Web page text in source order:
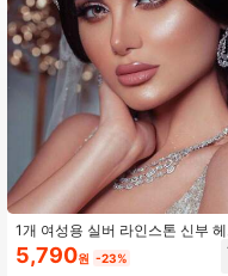
1개 여성용 실버 라인스톤 신부 헤
피스, 수제 크리스탈 티아라 헤어
웨딩드레스용 로열 신부 헤어 액
5,790원 -23%